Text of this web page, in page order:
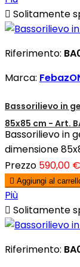
 Solitamente
Riferimento:
Marca:
Bassorilievo in
85x85 cm - Art.
Bassorilievo in
dimensione
Prezzo 590,00 €
 Aggiungi al
Più
 Solitamente
Riferimento: